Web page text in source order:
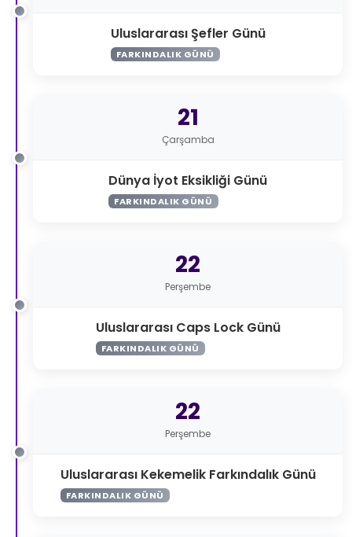
Uluslararası Şefler Günü
FARKINDALIK GÜNÜ
21
Çarşamba
Dünya İyot Eksikliği Günü
FARKINDALIK GÜNÜ
22
Perşembe
Uluslararası Caps Lock Günü
FARKINDALIK GÜNÜ
22
Perşembe
Uluslararası Kekemelik Farkındalık Günü
FARKINDALIK GÜNÜ